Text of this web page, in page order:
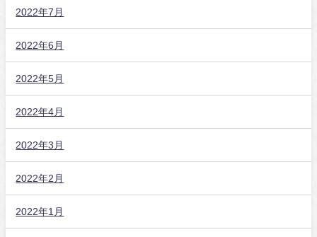
2022年7月
2022年6月
2022年5月
2022年4月
2022年3月
2022年2月
2022年1月